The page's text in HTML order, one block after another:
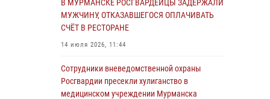
30 июля 2026, 06:44
В Мурманске сотрудники Росгвардии
29 июля 2026, 07:23
Сотрудники вневедомственной охраны
В МУРМАНСКЕ РОСГВАРДЕЙЦЫ ЗАДЕРЖАЛИ
МУЖЧИНУ, ОТКАЗАВШЕГОСЯ ОПЛАЧИВАТЬ
СЧЁТ В РЕСТОРАНЕ
14 июля 2026, 11:44
Сотрудники вневедомственной охраны
Росгвардии пресекли хулиганство в
медицинском учреждении Мурманска